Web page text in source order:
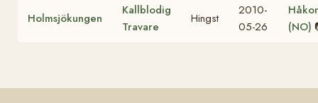
Holmsjökungen
Kallblodig
Travare
Hingst
2010-
05-26
(NO)